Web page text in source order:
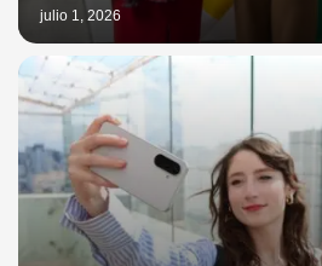
julio 1, 2026